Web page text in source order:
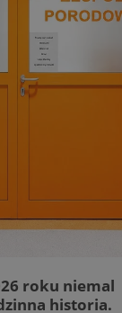
roku niemal
historia.